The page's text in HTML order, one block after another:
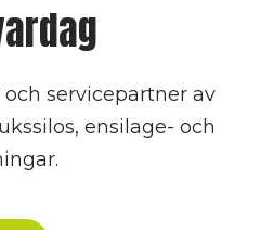
servicepartner av
ensilage- och